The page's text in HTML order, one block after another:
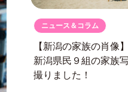
ニュース＆コラム
【新潟の家族の肖像】
新潟県民９組の家族
撮りました！